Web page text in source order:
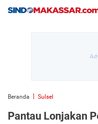
Beranda Sulsel
Pantau Lonjakan